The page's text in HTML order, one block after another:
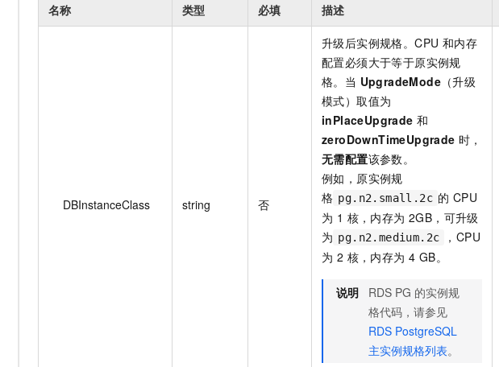
名称 类型 必填 描述
DBInstanceClass string 否
升级后实例规格。CPU 和内存
配置必须大于等于原实例规
格。当 UpgradeMode （升级
模式）取值为
inPlaceUpgrade 和
zeroDownTimeUpgrade 时，
无需配置该参数。
例如，原实例规
格 pg.n2.small.2c 的 CPU
为 1 核，内存为 2GB，可升级
为 pg.n2.medium.2c
，CPU
为 2 核，内存为 4 GB。
说明
RDS PG 的实例规
格代码，请参见
RDS PostgreSQL
主实例规格列表。